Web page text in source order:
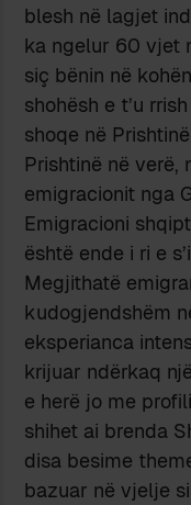
blesh në lagjet
ka ngelur 60 vjet
siç bënin në
shohësh e t’u
shoqe në
Prishtinë në verë,
emigracionit nga
Emigracioni
është ende i ri e
Megjithatë
kudogjendshëm
eksperianca
krijuar ndërkaq
e herë jo me
shihet ai brenda
disa besime
bazuar në vjelje